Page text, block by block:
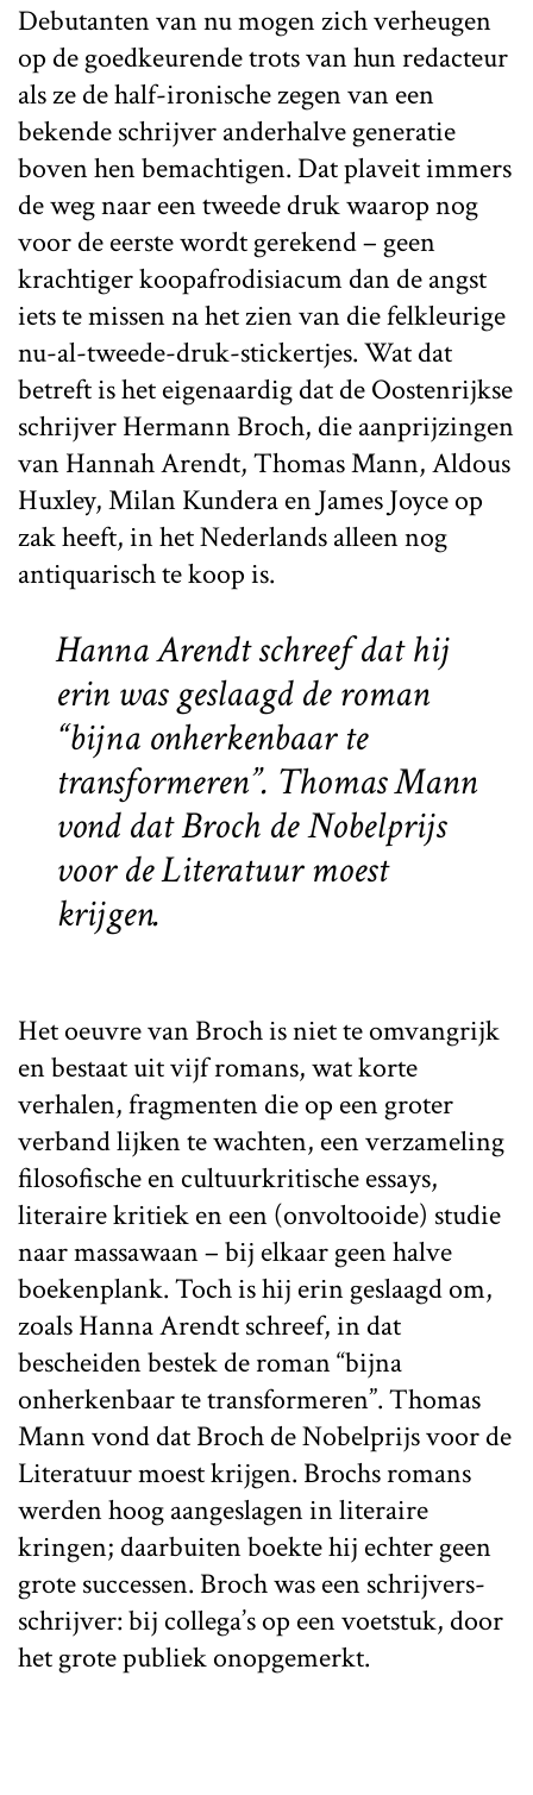
Debutanten van nu mogen zich verheugen
op de goedkeurende trots van hun redacteur
als ze de half-ironische zegen van een
bekende schrijver anderhalve generatie
boven hen bemachtigen. Dat plaveit immers
de weg naar een tweede druk waarop nog
voor de eerste wordt gerekend – geen
krachtiger koopafrodisiacum dan de angst
iets te missen na het zien van die felkleurige
nu-al-tweede-druk-stickertjes. Wat dat
betreft is het eigenaardig dat de Oostenrijkse
schrijver Hermann Broch, die aanprijzingen
van Hannah Arendt, Thomas Mann, Aldous
Huxley, Milan Kundera en James Joyce op
zak heeft, in het Nederlands alleen nog
antiquarisch te koop is.
Hanna Arendt schreef dat hij
erin was geslaagd de roman
“bijna onherkenbaar te
transformeren”. Thomas Mann
vond dat Broch de Nobelprijs
voor de Literatuur moest
krijgen.
Het oeuvre van Broch is niet te omvangrijk
en bestaat uit vijf romans, wat korte
verhalen, fragmenten die op een groter
verband lijken te wachten, een verzameling
filosofische en cultuurkritische essays,
literaire kritiek en een (onvoltooide) studie
naar massawaan – bij elkaar geen halve
boekenplank. Toch is hij erin geslaagd om,
zoals Hanna Arendt schreef, in dat
bescheiden bestek de roman “bijna
onherkenbaar te transformeren”. Thomas
Mann vond dat Broch de Nobelprijs voor de
Literatuur moest krijgen. Brochs romans
werden hoog aangeslagen in literaire
kringen; daarbuiten boekte hij echter geen
grote successen. Broch was een schrijvers-
schrijver: bij collega’s op een voetstuk, door
het grote publiek onopgemerkt.